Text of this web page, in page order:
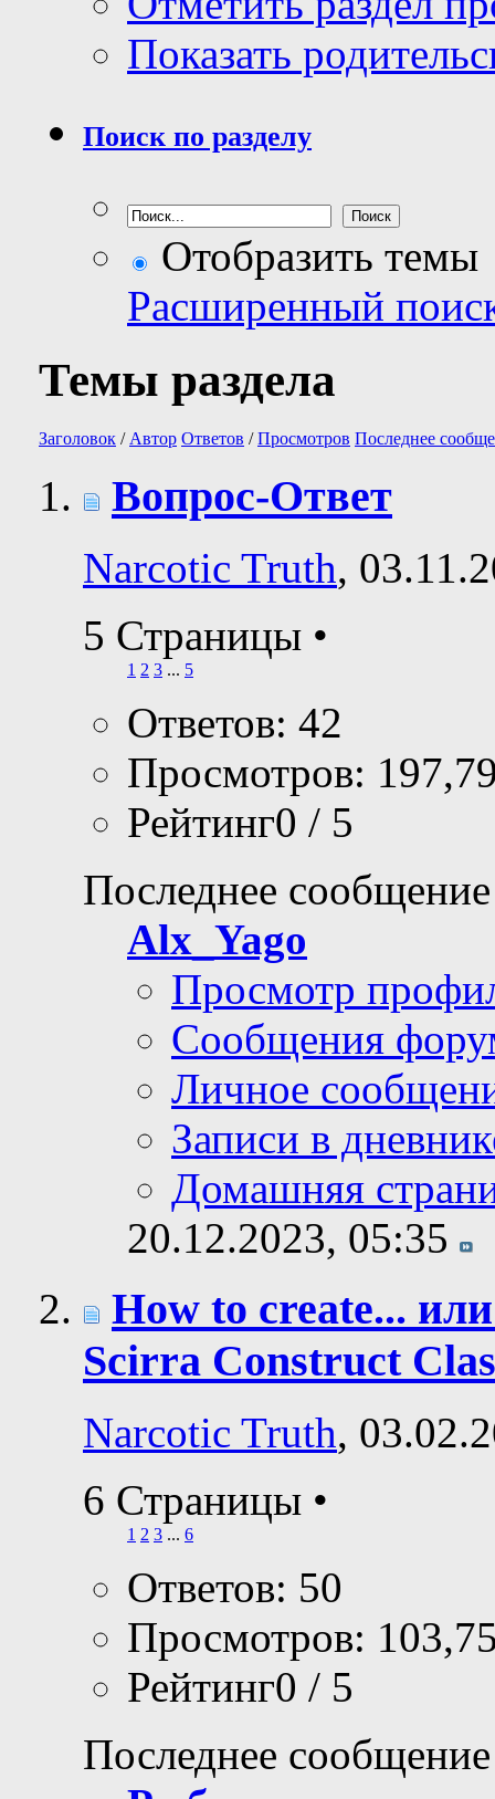
Показать
Поиск по разделу
Отобразить темы
Расширенный
Темы раздела
Заголовок / Автор Ответов /Просмотров Последнее
Вопрос-Ответ
Narcotic Truth,
5 Страницы •
1 2 3 ... 5
Ответов: 42
Просмотров:
Рейтинг0 / 5
Последнее
Alx_Yago
Просмотр
Сообщения
Личное
Записи в
Домашняя
20.12.2023, 05:35
How to create...
Scirra Construct
Narcotic Truth,
6 Страницы •
1 2 3 ... 6
Ответов: 50
Просмотров:
Рейтинг0 / 5
Последнее